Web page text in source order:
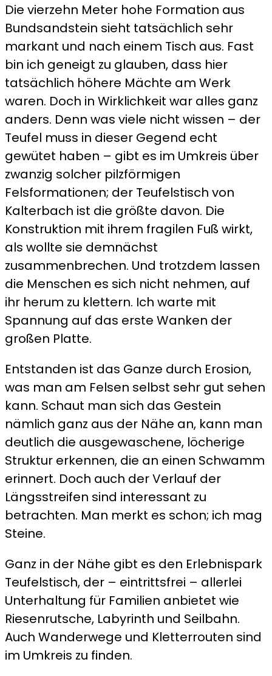
Die vierzehn Meter hohe Formation aus
Bundsandstein sieht tatsächlich sehr
markant und nach einem Tisch aus. Fast
bin ich geneigt zu glauben, dass hier
tatsächlich höhere Mächte am Werk
waren. Doch in Wirklichkeit war alles ganz
anders. Denn was viele nicht wissen – der
Teufel muss in dieser Gegend echt
gewütet haben – gibt es im Umkreis über
zwanzig solcher pilzförmigen
Felsformationen; der Teufelstisch von
Kalterbach ist die größte davon. Die
Konstruktion mit ihrem fragilen Fuß wirkt,
als wollte sie demnächst
zusammenbrechen. Und trotzdem lassen
die Menschen es sich nicht nehmen, auf
ihr herum zu klettern. Ich warte mit
Spannung auf das erste Wanken der
großen Platte.
Entstanden ist das Ganze durch Erosion,
was man am Felsen selbst sehr gut sehen
kann. Schaut man sich das Gestein
nämlich ganz aus der Nähe an, kann man
deutlich die ausgewaschene, löcherige
Struktur erkennen, die an einen Schwamm
erinnert. Doch auch der Verlauf der
Längsstreifen sind interessant zu
betrachten. Man merkt es schon; ich mag
Steine.
Ganz in der Nähe gibt es den Erlebnispark
Teufelstisch, der – eintrittsfrei – allerlei
Unterhaltung für Familien anbietet wie
Riesenrutsche, Labyrinth und Seilbahn.
Auch Wanderwege und Kletterrouten sind
im Umkreis zu finden.